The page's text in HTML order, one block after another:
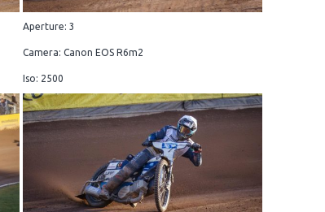
Aperture: 3
Camera: Canon EOS R6m2
Iso: 2500